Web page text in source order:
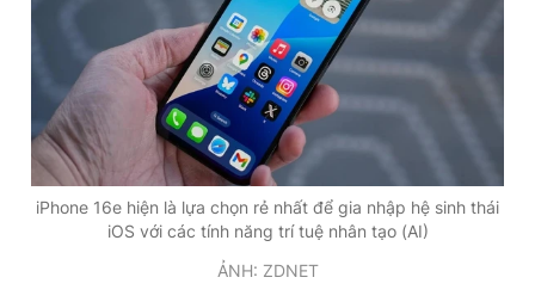
Theo dõi báo trên
Hotline
0906 645 777
Liên hệ quảng cáo
0908 780 404
RSS Tòa soạn
iPhone 16e hiện là lựa chọn rẻ nhất để gia nhập hệ sinh thái
iOS với các tính năng trí tuệ nhân tạo (AI)
ẢNH: ZDNET